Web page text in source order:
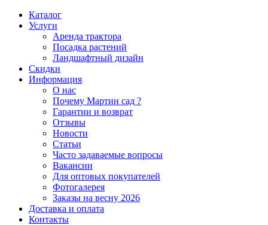
Каталог
Услуги
Аренда трактора
Посадка растений
Ландшафтный дизайн
Скидки
Информация
О нас
Почему Мартин сад ?
Гарантии и возврат
Отзывы
Новости
Статьи
Часто задаваемые вопросы
Вакансии
Для оптовых покупателей
Фотогалерея
Заказы на весну 2026
Доставка и оплата
Контакты